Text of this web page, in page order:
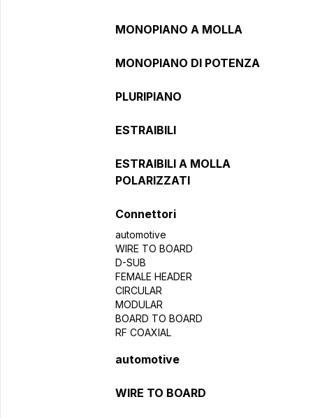
MONOPIANO A MOLLA
MONOPIANO DI POTENZA
PLURIPIANO
ESTRAIBILI
ESTRAIBILI A MOLLA
POLARIZZATI
Connettori
automotive
WIRE TO BOARD
D-SUB
FEMALE HEADER
CIRCULAR
MODULAR
BOARD TO BOARD
RF COAXIAL
automotive
WIRE TO BOARD